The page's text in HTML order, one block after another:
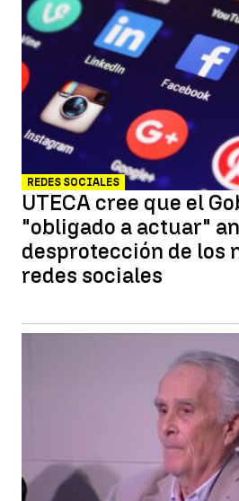
REDES SOCIALES
UTECA cree que el
"obligado a actuar"
desprotección de los
redes sociales